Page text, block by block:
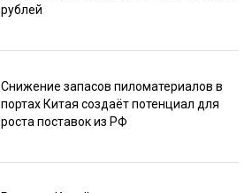
рублей
Снижение запасов пиломатериалов в
портах Китая создаёт потенциал для
роста поставок из РФ